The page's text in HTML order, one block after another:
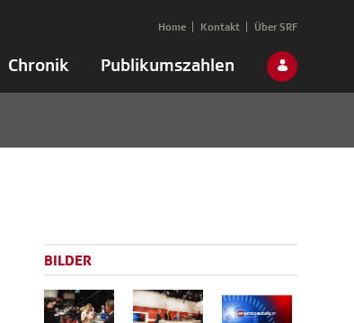
Chronik Publikumszahlen
Home Kontakt Über SRF
BILDER